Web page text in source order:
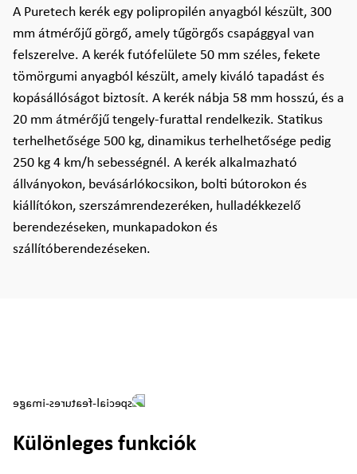
A Puretech kerék egy polipropilén anyagból készült, 300
mm átmérőjű görgő, amely tűgörgős csapággyal van
felszerelve. A kerék futófelülete 50 mm széles, fekete
töm­örgumi anyagból készült, amely kiváló tapadást és
kopásállóságot biztosít. A kerék nábja 58 mm hosszú, és a
20 mm átmérőjű tengely-furattal rendelkezik. Statikus
terhelhetősége 500 kg, dinamikus terhelhetősége pedig
250 kg 4 km/h sebességnél. A kerék alkalmazható
állványokon, bevásárlókocsikon, bolti bútorokon és
kiállítókon, szerszámrendezeréken, hulladékkezelő
berendezéseken, munkapadokon és
szállítóberendezéseken.
Különleges funkciók